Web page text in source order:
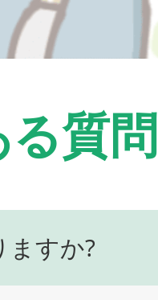
質問
ますか?